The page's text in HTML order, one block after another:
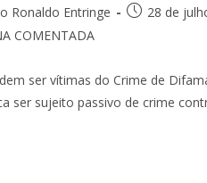
Ronaldo Entringe
28 de
COMENTADA
ser vítimas do Crime de
ser sujeito passivo de crime